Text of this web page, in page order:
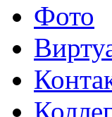
Фото